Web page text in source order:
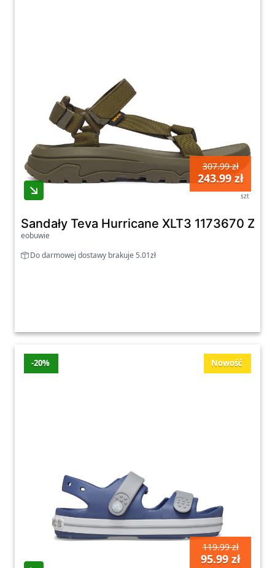
307.99 zł
243.99 zł
szt
Sandały Teva Hurricane XLT3 1173670
eobuwie
Do darmowej dostawy brakuje 5.01zł
Nowość
-20%
119.99 zł
95.99 zł